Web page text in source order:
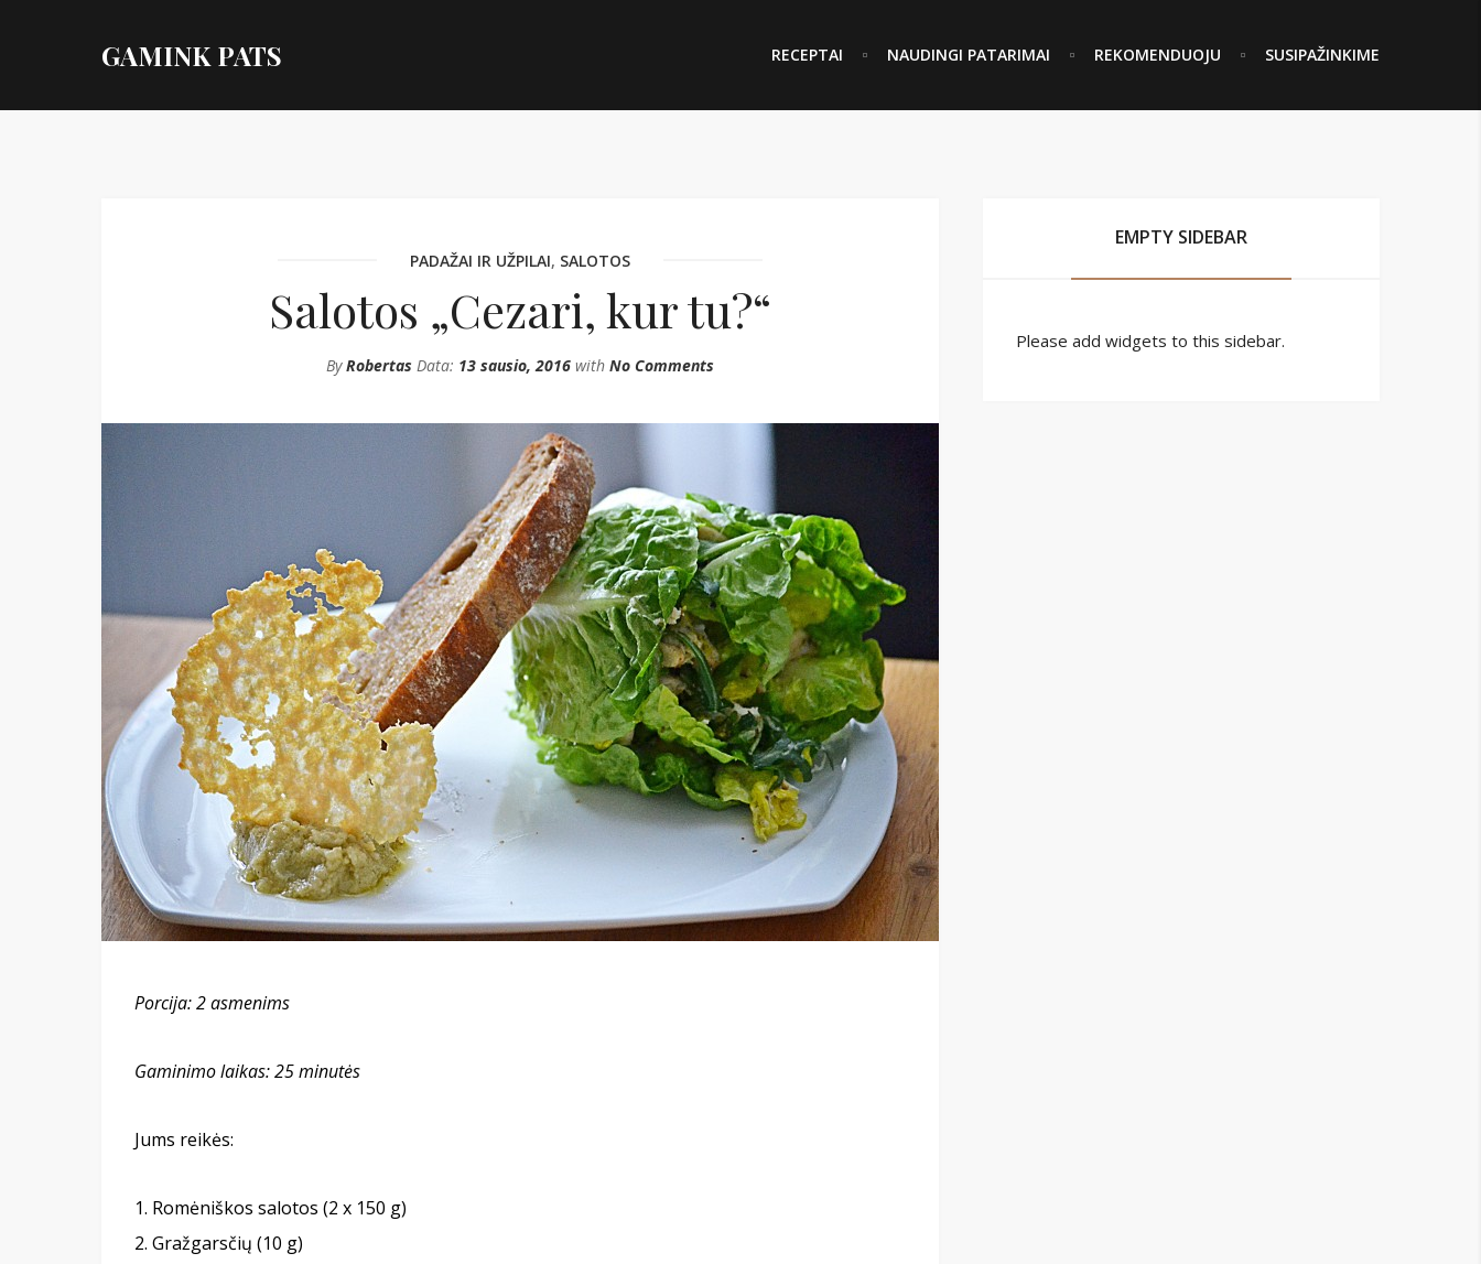
GAMINK PATS RECEPTAI NAUDINGI PATARIMAI REKOMENDUOJU SUSIPAŽINKIME
PADAŽAI IR UŽPILAI, SALOTOS
Salotos „Cezari, kur tu?“
ByRobertas Data: 13 sausio, 2016with No Comments
Porcija:2 asmenims
Gaminimo laikas: 25 minutės
Jums reikės:
Romėniškos salotos (2 x 150 g)
Gražgarsčių (10 g)
EMPTY SIDEBAR
Please add widgets to this sidebar.